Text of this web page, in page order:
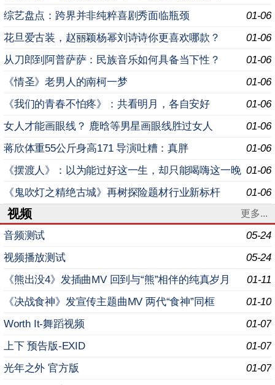
01-06
综艺盘点：跨界并非纯粹喜剧秀面临瓶颈
01-06
花旦爱古装，赵丽颖杨幂刘诗诗你更喜欢哪款？
01-06
从刀郎到阿普萨萨：民族音乐如何具备当下性？
01-06
《情圣》老男人的南柯一梦
01-06
《我们的青春不怕疼》：共看明月，各自安好
01-06
女人才能画眼线？ 鹿晗等男星画眼线胜过女人
01-06
蒋欣体重55公斤身高171 导演吐糟：真胖
01-06
《摆渡人》：以为能过好这一生，却只能喝嗨这一晚
01-06
《鬼吹灯之精绝古城》再树探险题材行业新标杆
视频 更多...
05-24
音频测试
05-24
视频播放测试
01-11
《熊出没4》发插曲MV 回到与“熊”相伴的纯真岁月
01-10
《决战食神》发宣传主题曲MV 两代“食神”同框
01-07
Worth It-舞蹈视频
01-07
上下 预告版-EXID
01-07
光年之外 官方版